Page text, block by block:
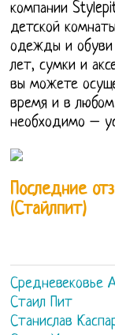
компании
детской
одежды и обуви
лет, сумки и
вы можете
время и в
необходимо –
Последние
(Стайлпит)
Средневековье
Стаил Пит
Станислав